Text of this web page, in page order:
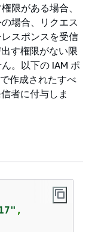
限がある場合、
場合、リクエス
スポンスを受信
す権限がない限
。以下の IAM ポ
作成されたすべ
者に付与しま
,